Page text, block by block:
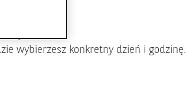
wybierzesz konkretny dzień i godzinę.